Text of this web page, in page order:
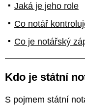
Jaká je jeho role
Co notář
Co je notářský
Kdo je státní
S pojmem státní